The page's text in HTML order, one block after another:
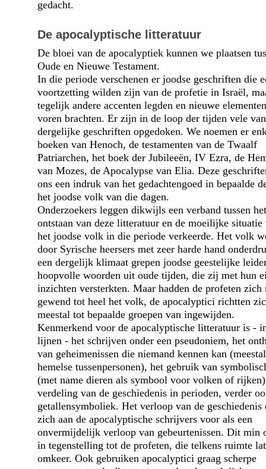
gedacht.
De apocalyptische litteratuur
De bloei van de apocalyptiek kunnen we plaatsen
Oude en Nieuwe Testament.
In die periode verschenen er joodse geschriften die
voortzetting wilden zijn van de profetie in Israël,
tegelijk andere accenten legden en nieuwe
voren brachten. Er zijn in de loop der tijden vele van
dergelijke geschriften opgedoken. We noemen er
boeken van Henoch, de testamenten van de Twaalf
Patriarchen, het boek der Jubileeën, IV Ezra, de
van Mozes, de Apocalypse van Elia. Deze
ons een indruk van het gedachtengoed in bepaalde
het joodse volk van die dagen.
Onderzoekers leggen dikwijls een verband tussen het
ontstaan van deze litteratuur en de moeilijke situatie
het joodse volk in die periode verkeerde. Het volk
door Syrische heersers met zeer harde hand
een dergelijk klimaat grepen joodse geestelijke
hoopvolle woorden uit oude tijden, die zij met hun
inzichten versterkten. Maar hadden de profeten zich
gewend tot heel het volk, de apocalyptici richtten
meestal tot bepaalde groepen van ingewijden.
Kenmerkend voor de apocalyptische litteratuur is -
lijnen - het schrijven onder een pseudoniem, het
van geheimenissen die niemand kennen kan
hemelse tussenpersonen), het gebruik van
(met name dieren als symbool voor volken of
verdeling van de geschiedenis in perioden, verder
getallensymboliek. Het verloop van de geschiedenis
zich aan de apocalyptische schrijvers voor als een
onvermijdelijk verloop van gebeurtenissen. Dit min
in tegenstelling tot de profeten, die telkens ruimte
omkeer. Ook gebruiken apocalyptici graag scherpe